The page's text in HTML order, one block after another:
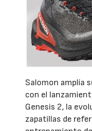
Salomon amplía
con el
Genesis 2, la
zapatillas de